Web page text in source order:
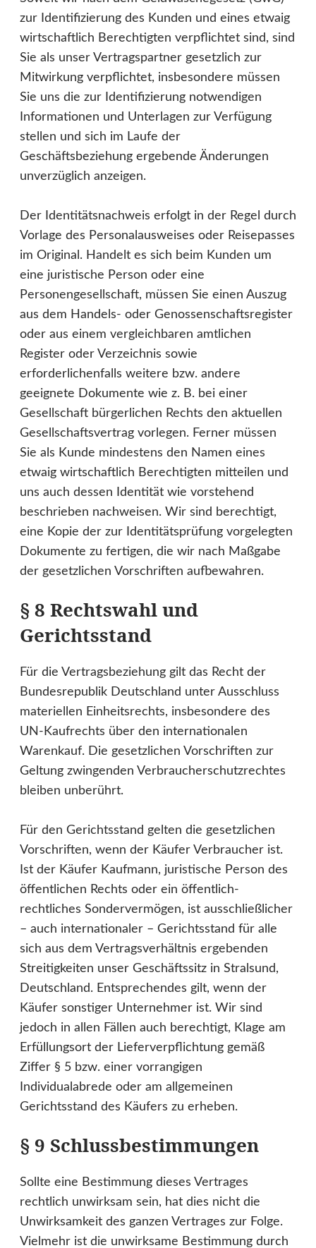
zur Identifizierung des Kunden und eines etwaig
wirtschaftlich Berechtigten verpflichtet sind, sind
Sie als unser Vertragspartner gesetzlich zur
Mitwirkung verpflichtet, insbesondere müssen
Sie uns die zur Identifizierung notwendigen
Informationen und Unterlagen zur Verfügung
stellen und sich im Laufe der
Geschäftsbeziehung ergebende Änderungen
unverzüglich anzeigen.
Der Identitätsnachweis erfolgt in der Regel durch
Vorlage des Personalausweises oder Reisepasses
im Original. Handelt es sich beim Kunden um
eine juristische Person oder eine
Personengesellschaft, müssen Sie einen Auszug
aus dem Handels- oder Genossenschaftsregister
oder aus einem vergleichbaren amtlichen
Register oder Verzeichnis sowie
erforderlichenfalls weitere bzw. andere
geeignete Dokumente wie z. B. bei einer
Gesellschaft bürgerlichen Rechts den aktuellen
Gesellschaftsvertrag vorlegen. Ferner müssen
Sie als Kunde mindestens den Namen eines
etwaig wirtschaftlich Berechtigten mitteilen und
uns auch dessen Identität wie vorstehend
beschrieben nachweisen. Wir sind berechtigt,
eine Kopie der zur Identitätsprüfung vorgelegten
Dokumente zu fertigen, die wir nach Maßgabe
der gesetzlichen Vorschriften aufbewahren.
§ 8 Rechtswahl und
Gerichtsstand
Für die Vertragsbeziehung gilt das Recht der
Bundesrepublik Deutschland unter Ausschluss
materiellen Einheitsrechts, insbesondere des
UN-Kaufrechts über den internationalen
Warenkauf. Die gesetzlichen Vorschriften zur
Geltung zwingenden Verbraucherschutzrechtes
bleiben unberührt.
Für den Gerichtsstand gelten die gesetzlichen
Vorschriften, wenn der Käufer Verbraucher ist.
Ist der Käufer Kaufmann, juristische Person des
öffentlichen Rechts oder ein öffentlich-
rechtliches Sondervermögen, ist ausschließlicher
– auch internationaler – Gerichtsstand für alle
sich aus dem Vertragsverhältnis ergebenden
Streitigkeiten unser Geschäftssitz in Stralsund,
Deutschland. Entsprechendes gilt, wenn der
Käufer sonstiger Unternehmer ist. Wir sind
jedoch in allen Fällen auch berechtigt, Klage am
Erfüllungsort der Lieferverpflichtung gemäß
Ziffer § 5 bzw. einer vorrangigen
Individualabrede oder am allgemeinen
Gerichtsstand des Käufers zu erheben.
§ 9 Schlussbestimmungen
Sollte eine Bestimmung dieses Vertrages
rechtlich unwirksam sein, hat dies nicht die
Unwirksamkeit des ganzen Vertrages zur Folge.
Vielmehr ist die unwirksame Bestimmung durch